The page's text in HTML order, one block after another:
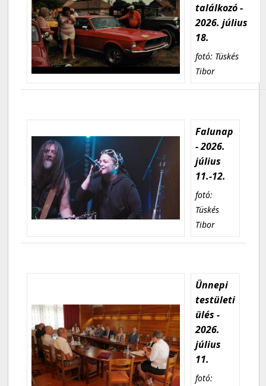
találkozó -
2026. július
18.
fotó: Tüskés
Tibor
Falunap
- 2026.
július
11.-12.
fotó:
Tüskés
Tibor
Ünnepi
testületi
ülés -
2026.
július
11.
fotó: